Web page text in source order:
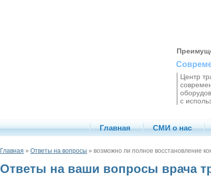
Центр
с
Главная СМИ о нас
Главная » Ответы на вопросы » возможно ли полное восстановление
Ответы на ваши вопросы врача